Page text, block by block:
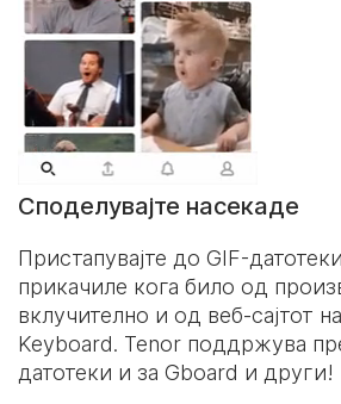
Споделувајте насекаде
Пристапувајте до GIF-
прикачиле кога било од
вклучително и од веб-сајтот
Keyboard. Tenor поддржува
датотеки и за Gboard и други!